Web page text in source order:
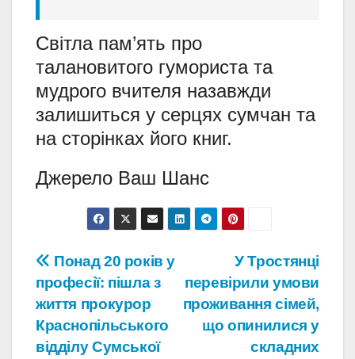
Світла пам’ять про
талановитого гумориста та
мудрого вчителя назавжди
залишиться у серцях сумчан та
на сторінках його книг.
Джерело Ваш Шанс
Навігація
записів
У Тростянці
перевірили умови
проживання сімей,
що опинилися у
складних
Понад 20 років у
професії: пішла з
життя прокурор
Краснопільського
відділу Сумської